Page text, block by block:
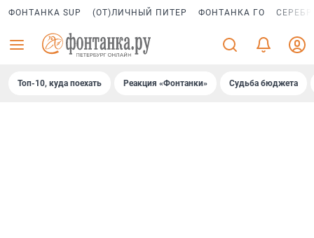
ФОНТАНКА SUP (ОТ)ЛИЧНЫЙ ПИТЕР ФОНТАНКА ГО
Топ-10, куда поехать Реакция «Фонтанки» Судьба бюджета